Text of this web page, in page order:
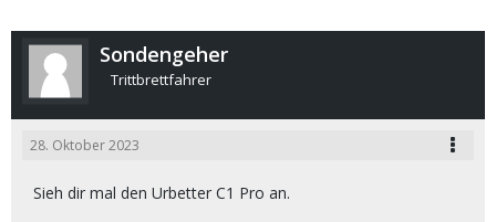
Sondengeher
Trittbrettfahrer
28. Oktober 2023
Sieh dir mal den Urbetter C1 Pro an.